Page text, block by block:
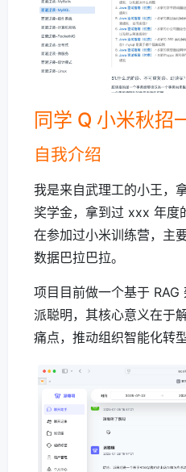
同学 Q 小米秋招
自我介绍
我是来自武理工的小王，
奖学金，拿到过 xxx 年度
在参加过小米训练营，主
数据巴拉巴拉。
项目目前做一个基于
派聪明，其核心意义在于
痛点，推动组织智能化转型